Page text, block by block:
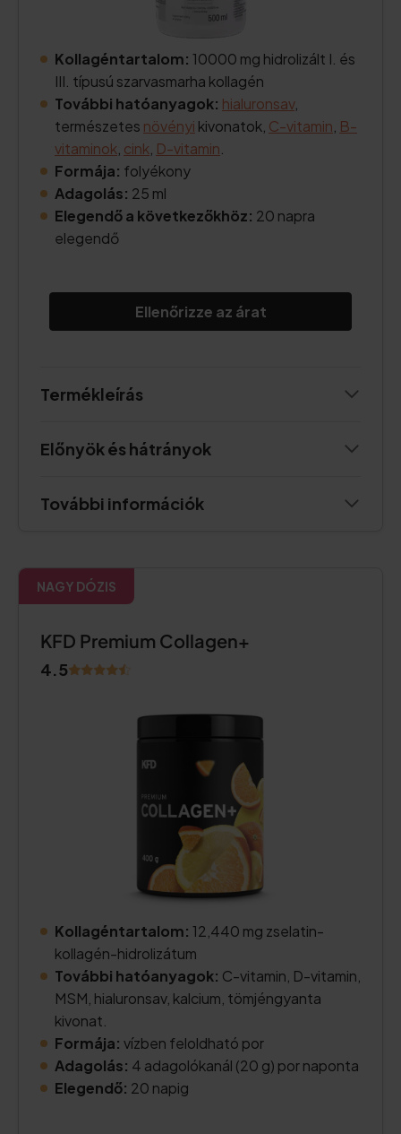
Kollagéntartalom: 10000 mg hidrolizált I. és
III. típusú szarvasmarha kollagén
További hatóanyagok: hialuronsav,
természetes növényi kivonatok, C-vitamin B-
vitaminok cink D-vitamin
Formája: folyékony
Adagolás: 25 ml
Elegendő a következőkhöz: 20 napra
elegendő
Ellenőrizze az árat
Termékleírás
Előnyök és hátrányok
További információk
NAGY DÓZIS
KFD Premium Collagen+
4.5
Kollagéntartalom: 12,440 mg zselatin-
kollagén-hidrolizátum
További hatóanyagok: C-vitamin, D-vitamin,
MSM, hialuronsav, kalcium, tömjéngyanta
kivonat.
Formája: vízben feloldható por
Adagolás: 4 adagolókanál (20 g) por naponta
Elegendő: 20 napig